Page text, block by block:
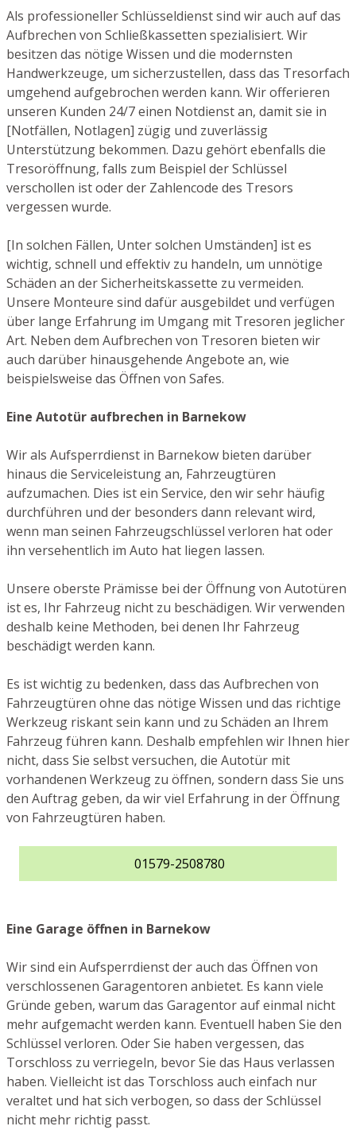
Als professioneller Schlüsseldienst sind wir auch auf das
Aufbrechen von Schließkassetten spezialisiert. Wir
besitzen das nötige Wissen und die modernsten
Handwerkzeuge, um sicherzustellen, dass das Tresorfach
umgehend aufgebrochen werden kann. Wir offerieren
unseren Kunden 24/7 einen Notdienst an, damit sie in
[Notfällen, Notlagen] zügig und zuverlässig
Unterstützung bekommen. Dazu gehört ebenfalls die
Tresoröffnung, falls zum Beispiel der Schlüssel
verschollen ist oder der Zahlencode des Tresors
vergessen wurde.
[In solchen Fällen, Unter solchen Umständen] ist es
wichtig, schnell und effektiv zu handeln, um unnötige
Schäden an der Sicherheitskassette zu vermeiden.
Unsere Monteure sind dafür ausgebildet und verfügen
über lange Erfahrung im Umgang mit Tresoren jeglicher
Art. Neben dem Aufbrechen von Tresoren bieten wir
auch darüber hinausgehende Angebote an, wie
beispielsweise das Öffnen von Safes.
Eine Autotür aufbrechen in Barnekow
Wir als Aufsperrdienst in Barnekow bieten darüber
hinaus die Serviceleistung an, Fahrzeugtüren
aufzumachen. Dies ist ein Service, den wir sehr häufig
durchführen und der besonders dann relevant wird,
wenn man seinen Fahrzeugschlüssel verloren hat oder
ihn versehentlich im Auto hat liegen lassen.
Unsere oberste Prämisse bei der Öffnung von Autotüren
ist es, Ihr Fahrzeug nicht zu beschädigen. Wir verwenden
deshalb keine Methoden, bei denen Ihr Fahrzeug
beschädigt werden kann.
Es ist wichtig zu bedenken, dass das Aufbrechen von
Fahrzeugtüren ohne das nötige Wissen und das richtige
Werkzeug riskant sein kann und zu Schäden an Ihrem
Fahrzeug führen kann. Deshalb empfehlen wir Ihnen hier
nicht, dass Sie selbst versuchen, die Autotür mit
vorhandenen Werkzeug zu öffnen, sondern dass Sie uns
den Auftrag geben, da wir viel Erfahrung in der Öffnung
von Fahrzeugtüren haben.
01579-2508780
Eine Garage öffnen in Barnekow
Wir sind ein Aufsperrdienst der auch das Öffnen von
verschlossenen Garagentoren anbietet. Es kann viele
Gründe geben, warum das Garagentor auf einmal nicht
mehr aufgemacht werden kann. Eventuell haben Sie den
Schlüssel verloren. Oder Sie haben vergessen, das
Torschloss zu verriegeln, bevor Sie das Haus verlassen
haben. Vielleicht ist das Torschloss auch einfach nur
veraltet und hat sich verbogen, so dass der Schlüssel
nicht mehr richtig passt.